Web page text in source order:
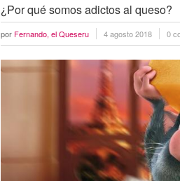
¿Por qué somos adictos al queso?
por Fernando, el Queseru 4 agosto 2018 0